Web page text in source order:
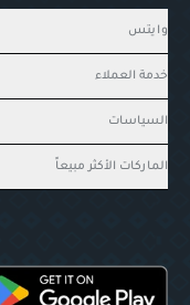
وايتس
خدمة العملاء
السياسات
الماركات الأكثر مبيعاً